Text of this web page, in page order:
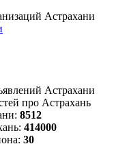
Астрахани
Астрахани
про Астрахань
8512
414000
30